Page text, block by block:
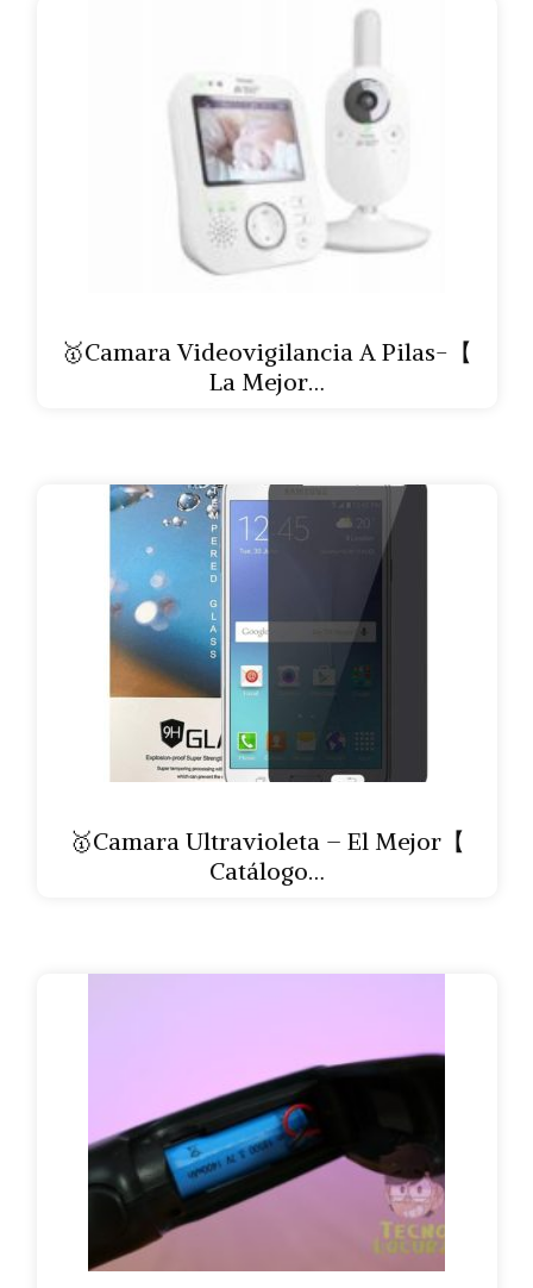
🥇Camara Videovigilancia A Pilas-【
La Mejor…
🥇Camara Ultravioleta – El Mejor【
Catálogo…